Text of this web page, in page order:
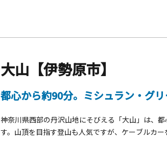
大山【伊勢原市】
都心から約90分。ミシュラン・グ
神奈川県西部の丹沢山地にそびえる「大山」は、
す。山頂を目指す登山も人気ですが、ケーブルカ